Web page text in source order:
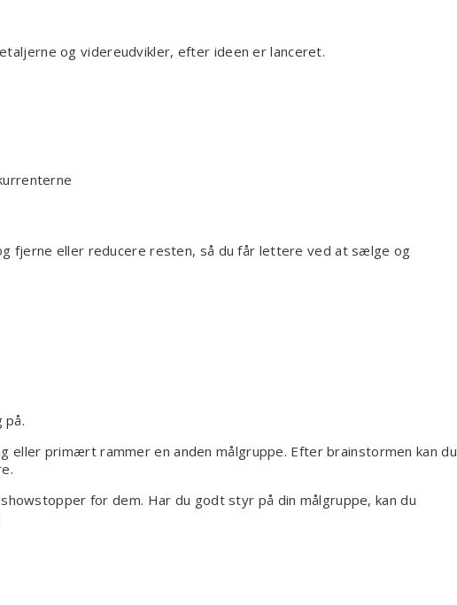
og videreudvikler, efter ideen er lanceret.
fjerne eller reducere resten, så du får lettere ved at sælge og
på.
eller primært rammer en anden målgruppe. Efter brainstormen kan du
for dem. Har du godt styr på din målgruppe, kan du